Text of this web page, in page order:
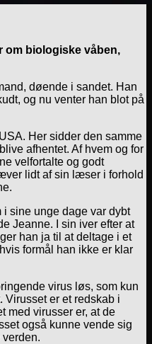
biologiske våben,
døende i sandet. Han
og nu venter han blot på
Her sidder den samme
afhentet. Af hvem og for
velfortalte og godt
lidt af sin læser i forhold
i sine unge dage var dybt
Jeanne. I sin iver efter at
han ja til at deltage i et
formål han ikke er klar
virus løs, som kun
Virusset er et redskab i
med virusser er, at de
også kunne vende sig